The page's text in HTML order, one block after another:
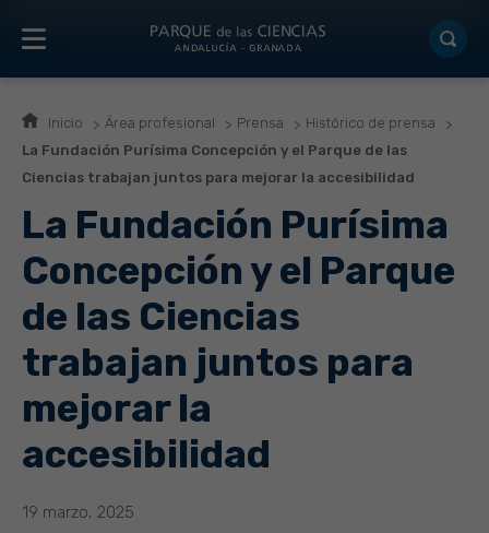
Inicio Área profesional Prensa
Histórico de prensa
La Fundación Purísima Concepción y el Parque de las
Ciencias trabajan juntos para mejorar la accesibilidad
La Fundación Purísima
Concepción y el Parque
de las Ciencias
trabajan juntos para
mejorar la
accesibilidad
19 marzo, 2025